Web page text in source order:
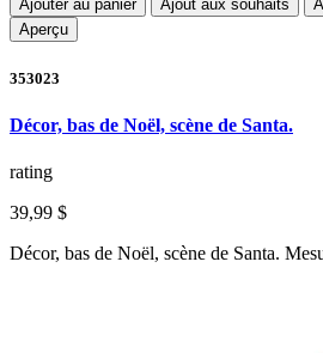
Ajouter au panier Ajout aux souhaits
Aperçu
353023
Décor, bas de Noël, scène de Santa.
rating
39,99 $
Décor, bas de Noël, scène de Santa.